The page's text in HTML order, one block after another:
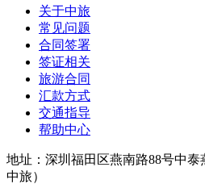
关于中旅
常见问题
合同签署
签证相关
旅游合同
汇款方式
交通指导
帮助中心
地址：深圳福田区燕南路88号中
中旅）